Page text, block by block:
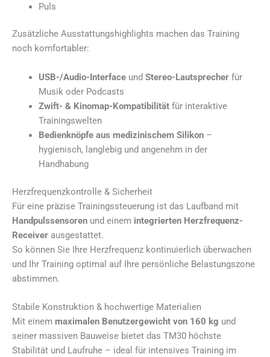
Puls
Zusätzliche Ausstattungshighlights machen das Training
noch komfortabler:
USB-/Audio-Interfaceund Stereo-Lautsprecherfür
Musik oder Podcasts
Zwift- & Kinomap-Kompatibilitätfür interaktive
Trainingswelten
Bedienknöpfe aus medizinischem Silikon–
hygienisch, langlebig und angenehm in der
Handhabung
Herzfrequenzkontrolle & Sicherheit
Für eine präzise Trainingssteuerung ist das Laufband mit
Handpulssensoren und einem integrierten Herzfrequenz-
Receiver ausgestattet.
So können Sie Ihre Herzfrequenz kontinuierlich überwachen
und Ihr Training optimal auf Ihre persönliche Belastungszone
abstimmen.
Stabile Konstruktion & hochwertige Materialien
Mit einem maximalen Benutzergewicht von 160 kg und
seiner massiven Bauweise bietet das TM30 höchste
Stabilität und Laufruhe – ideal für intensives Training im